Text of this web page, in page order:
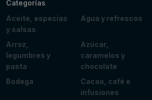
Categorías
Aceite, especias
y salsas
Agua y refrescos
Arroz,
legumbres y
pasta
Azúcar,
caramelos y
chocolate
Bodega
Cacao, café e
infusiones